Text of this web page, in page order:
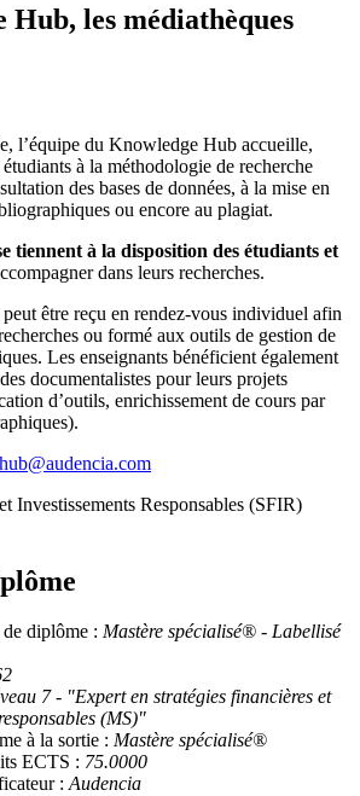
Hub, les médiathèques
l’équipe du Knowledge Hub accueille,
à la méthodologie de recherche
des bases de données, à la mise en
ou encore au plagiat.
tiennent à la disposition des étudiants et
dans leurs recherches.
être reçu en rendez-vous individuel afin
ou formé aux outils de gestion de
Les enseignants bénéficient également
documentalistes pour leurs projets
d’outils, enrichissement de cours par
Investissements Responsables (SFIR)
de diplôme : Mastère spécialisé® - Labellisé
7 - "Expert en stratégies financières et
(MS)"
à la sortie : Mastère spécialisé®
ECTS : 75.0000
:Audencia